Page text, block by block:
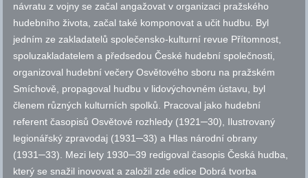
návratu z vojny se začal angažovat v organizaci pražského
hudebního života, začal také komponovat a učit hudbu. Byl
jedním ze zakladatelů společensko-kulturní revue Přítomnost,
spoluzakladatelem a předsedou České hudební společnosti,
organizoval hudební večery Osvětového sboru na pražském
Smíchově, propagoval hudbu v lidovýchovném ústavu, byl
členem různých kulturních spolků. Pracoval jako hudební
referent časopisů Osvětové rozhledy (1921─30), Ilustrovaný
legionářský zpravodaj (1931─33) a Hlas národní obrany
(1931─33). Mezi lety 1930─39 redigoval časopis Česká hudba,
který se snažil inovovat a založil zde edice Dobrá tvorba